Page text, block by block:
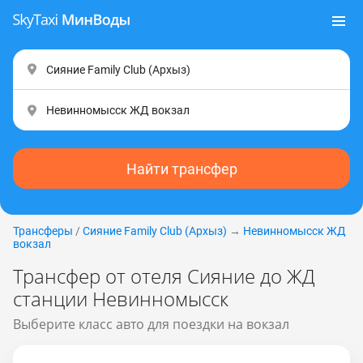
Найти трансфер
Трансферы / Сияние Family Club (Apxыз) → Невинномысск ЖД
вокзал
Трансфер от отеля Сияние до ЖД
станции Невинномысск
Выберите класс авто для поездки на вокзал